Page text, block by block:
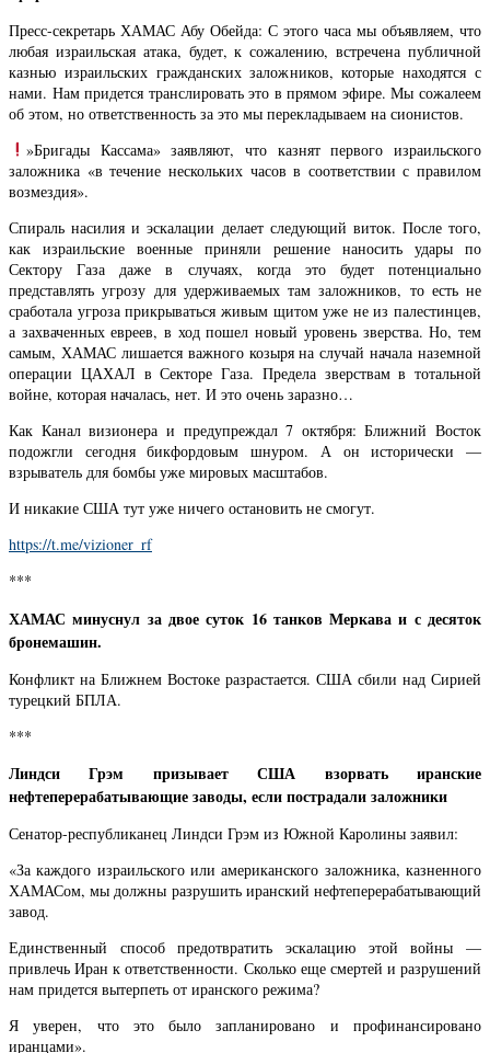
Пресс-секретарь ХАМАС Абу Обейда: С этого часа мы объявляем, что
любая израильская атака, будет, к сожалению, встречена публичной
казнью израильских гражданских заложников, которые находятся с
нами. Нам придется транслировать это в прямом эфире. Мы сожалеем
об этом, но ответственность за это мы перекладываем на сионистов.
»Бригады Кассама» заявляют, что казнят первого израильского
заложника «в течение нескольких часов в соответствии с правилом
возмездия».
Спираль насилия и эскалации делает следующий виток. После того,
как израильские военные приняли решение наносить удары по
Сектору Газа даже в случаях, когда это будет потенциально
представлять угрозу для удерживаемых там заложников, то есть не
сработала угроза прикрываться живым щитом уже не из палестинцев,
а захваченных евреев, в ход пошел новый уровень зверства. Но, тем
самым, ХАМАС лишается важного козыря на случай начала наземной
операции ЦАХАЛ в Секторе Газа. Предела зверствам в тотальной
войне, которая началась, нет. И это очень заразно…
Как Канал визионера и предупреждал 7 октября: Ближний Восток
подожгли сегодня бикфордовым шнуром. А он исторически —
взрыватель для бомбы уже мировых масштабов.
И никакие США тут уже ничего остановить не смогут.
https://t.me/vizioner_rf
***
ХАМАС минуснул за двое суток 16 танков Меркава и с десяток
бронемашин.
Конфликт на Ближнем Востоке разрастается. США сбили над Сирией
турецкий БПЛА.
***
Линдси Грэм призывает США взорвать иранские
нефтеперерабатывающие заводы, если пострадали заложники
Сенатор-республиканец Линдси Грэм из Южной Каролины заявил:
«За каждого израильского или американского заложника, казненного
ХАМАСом, мы должны разрушить иранский нефтеперерабатывающий
завод.
Единственный способ предотвратить эскалацию этой войны —
привлечь Иран к ответственности. Сколько еще смертей и разрушений
нам придется вытерпеть от иранского режима?
Я уверен, что это было запланировано и профинансировано
иранцами».